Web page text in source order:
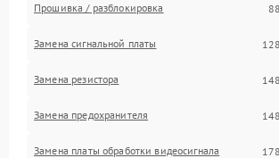
Прошивка / разблокировка
Замена сигнальной платы
Замена резистора
Замена предохранителя
Замена платы обработки видеосигнала